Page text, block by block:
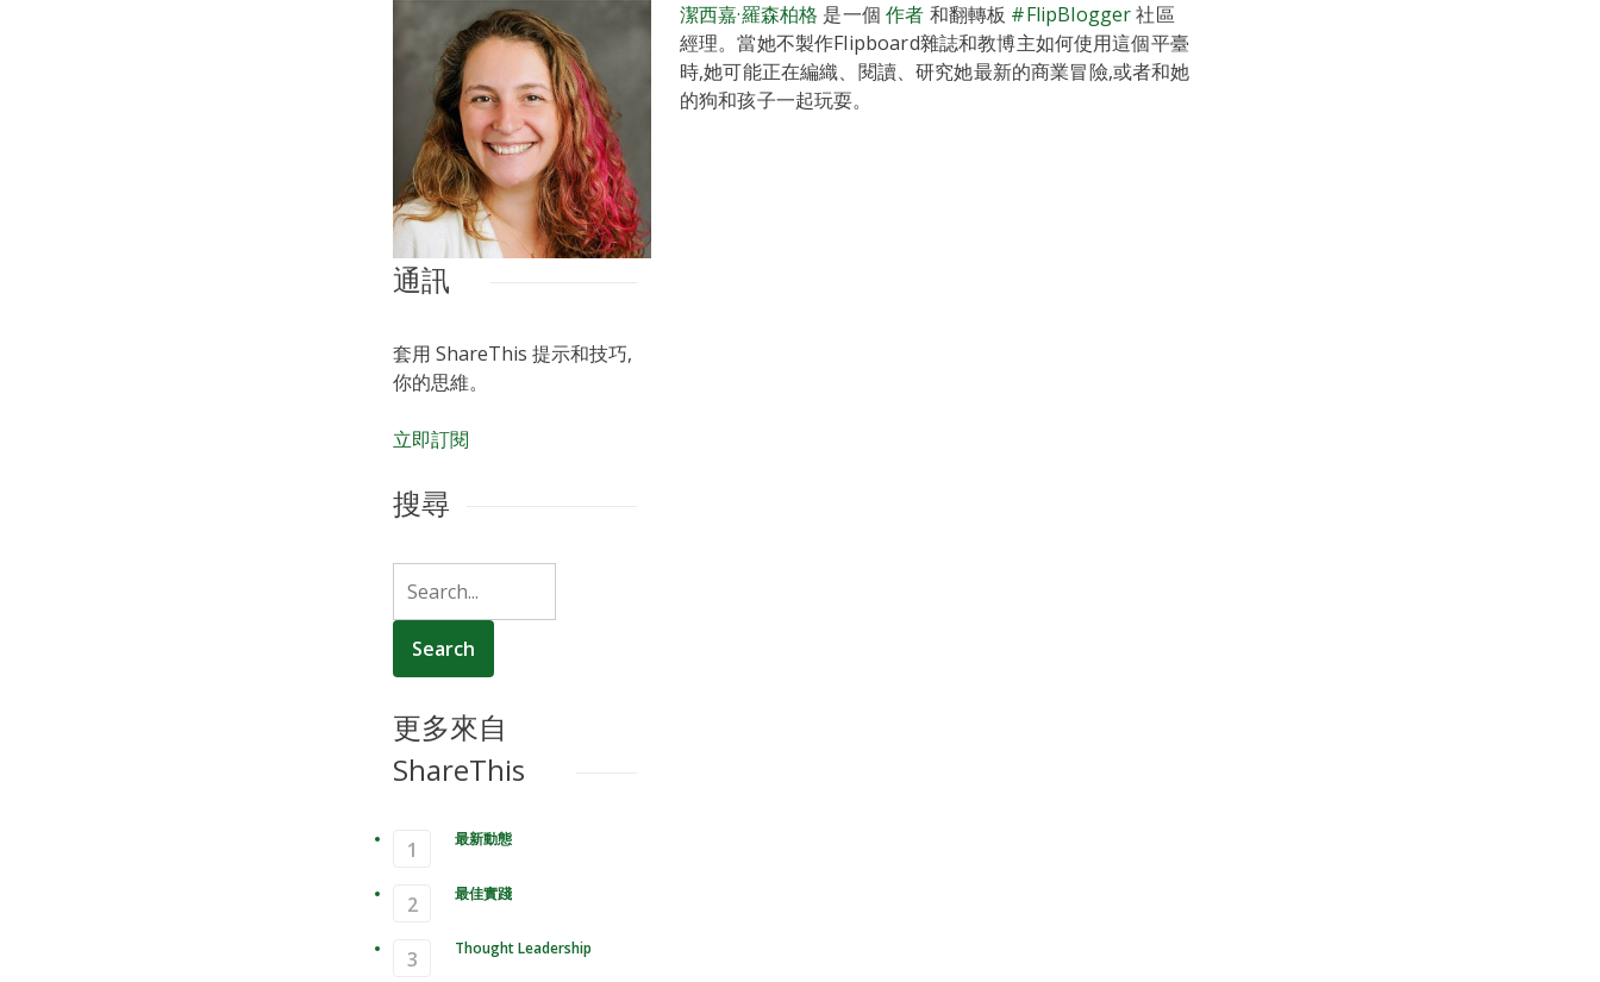
潔西嘉·羅森柏格 是一個作者 和翻轉板 #FlipBlogger社區
經理。當她不製作Flipboard雜誌和教博主如何使用這個平臺
時,她可能正在編織、閱讀、研究她最新的商業冒險,或者和她
的狗和孩子一起玩耍。
通訊
套用 ShareThis 提示和技巧,
你的思維。
立即訂閱
搜尋
更多來自
ShareThis
最新動態
最佳實踐
Thought Leadership